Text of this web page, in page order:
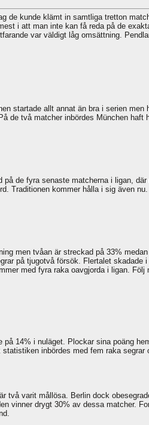
de kunde klämt in samtliga tretton
i att man inte kan få reda på de
var väldigt låg omsättning.
startade allt annat än bra i serien men
de två matcher inbördes München haft
de fyra senaste matcherna i ligan,
Traditionen kommer hålla i sig även
men tvåan är streckad på 33%
på tjugotvå försök. Flertalet skadade
med fyra raka oavgjorda i ligan. Följ
14% i nuläget. Plockar sina poäng
inbördes med fem raka
varit mållösa. Berlin dock
vinner drygt 30% av dessa matcher.